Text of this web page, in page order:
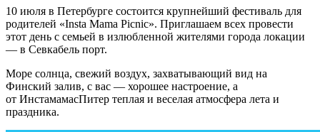
10 июля в Петербурге состоится крупнейший фестиваль для
родителей «Insta Mama Picnic». Приглашаем всех провести
этот день с семьей в излюбленной жителями города локации
— в Севкабель порт.
Море солнца, свежий воздух, захватывающий вид на
Финский залив, с вас — хорошее настроение, а
от ИнстамамасПитер теплая и веселая атмосфера лета и
праздника.